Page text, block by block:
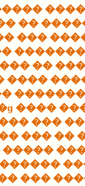
��
���
��
����
���
��� ��
�����
���